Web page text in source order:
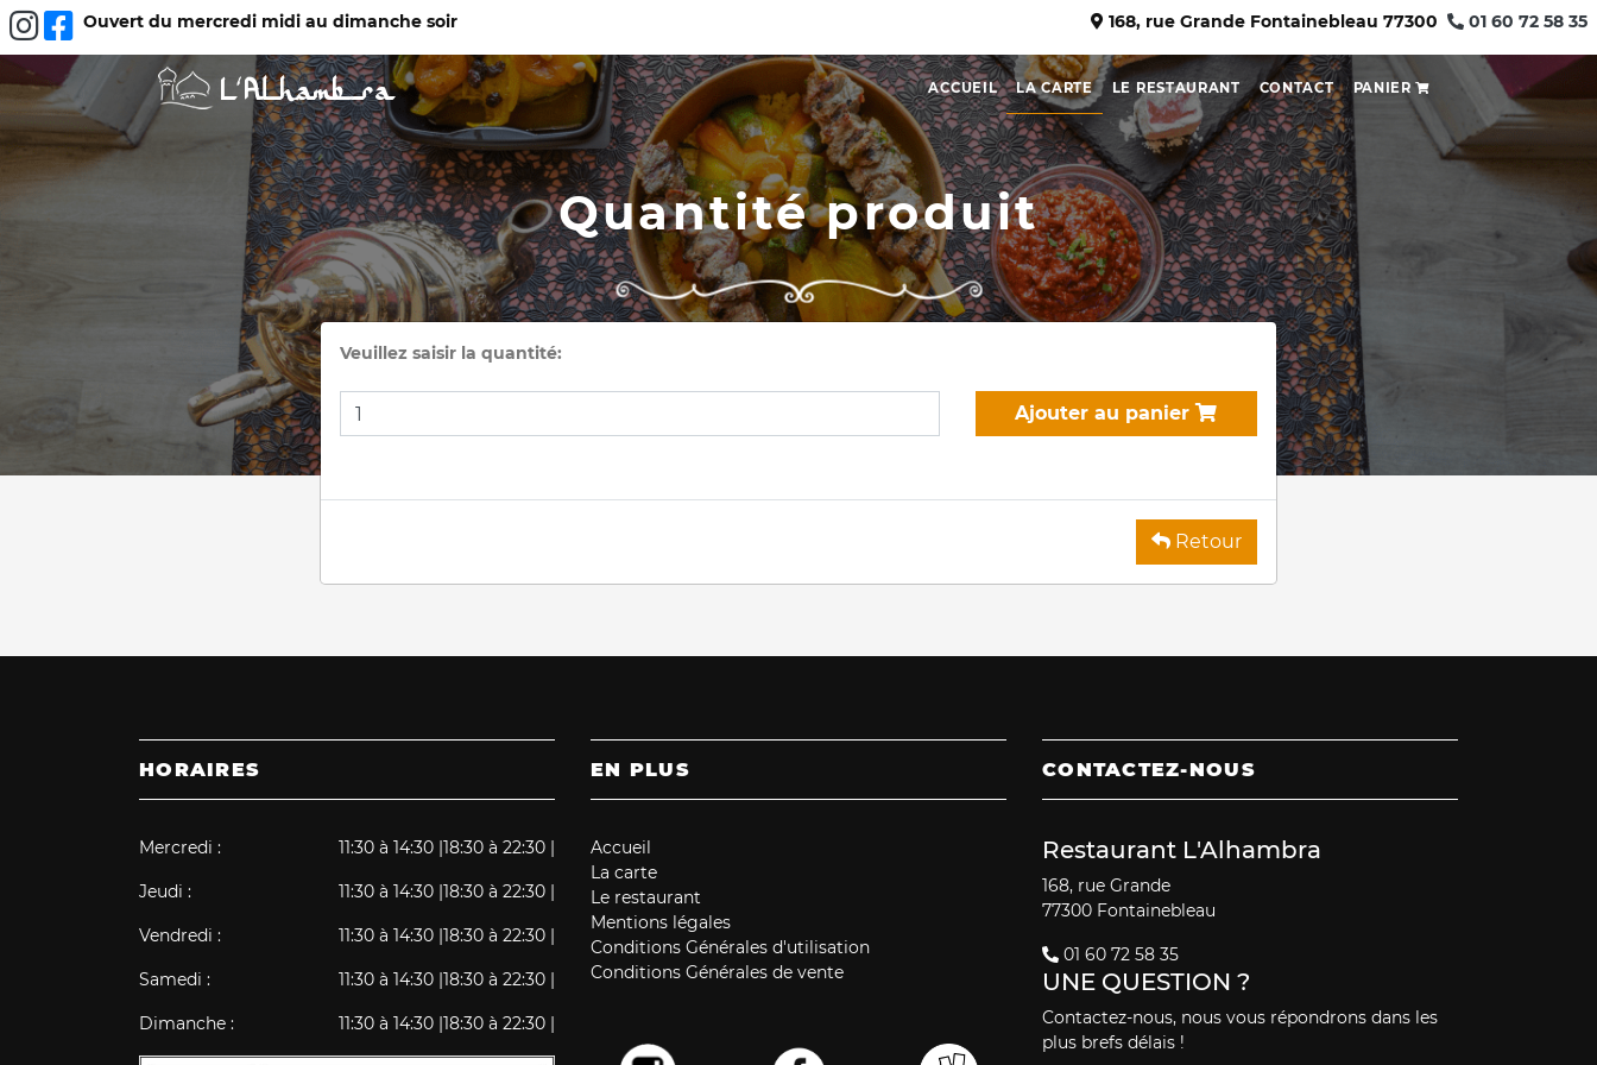
01 60 72 58 35
Ouvert du mercredi midi au dimanche soir 168, rue Grande Fontainebleau 77300
ACCUEIL LA CARTE LE RESTAURANT CONTACT PANIER
Quantité produit
Veuillez saisir la quantité:
Ajouter au panier
Retour
HORAIRES
Mercredi : 18:30 à 22:30 |
11:30 à 14:30 |
Jeudi : 18:30 à 22:30 |
11:30 à 14:30 |
Vendredi : 18:30 à 22:30 |
11:30 à 14:30 |
Samedi : 18:30 à 22:30 |
11:30 à 14:30 |
Dimanche : 18:30 à 22:30 |
11:30 à 14:30 |
EN PLUS
Accueil
La carte
Le restaurant
Mentions légales
Conditions Générales d'utilisation
Conditions Générales de vente
CONTACTEZ-NOUS
Restaurant L'Alhambra
168, rue Grande
77300 Fontainebleau
01 60 72 58 35
UNE QUESTION ?
Contactez-nous, nous vous répondrons dans les
plus brefs délais !